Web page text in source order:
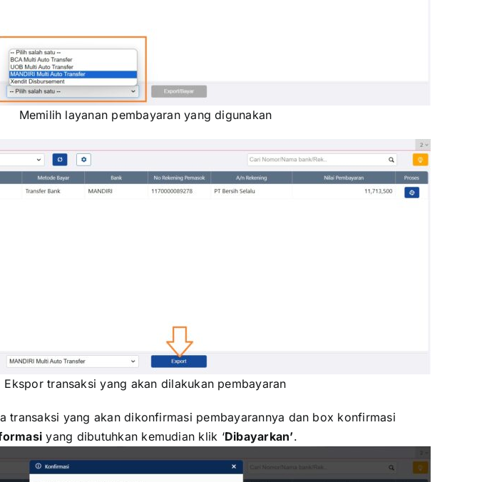
Memilih layanan pembayaran yang digunakan
Ekspor transaksi yang akan dilakukan pembayaran
transaksi yang akan dikonfirmasi pembayarannya dan box konfirmasi
yang dibutuhkan kemudian klik ‘Dibayarkan’.